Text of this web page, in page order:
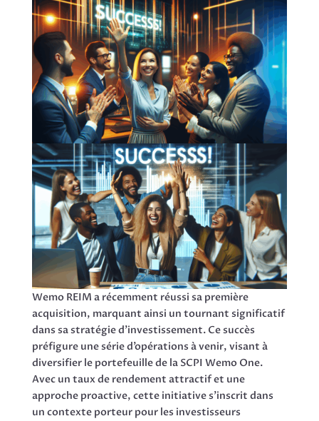
Wemo REIM a récemment réussi sa première
acquisition, marquant ainsi un tournant significatif
dans sa stratégie d’investissement. Ce succès
préfigure une série d’opérations à venir, visant à
diversifier le portefeuille de la SCPI Wemo One.
Avec un taux de rendement attractif et une
approche proactive, cette initiative s’inscrit dans
un contexte porteur pour les investisseurs